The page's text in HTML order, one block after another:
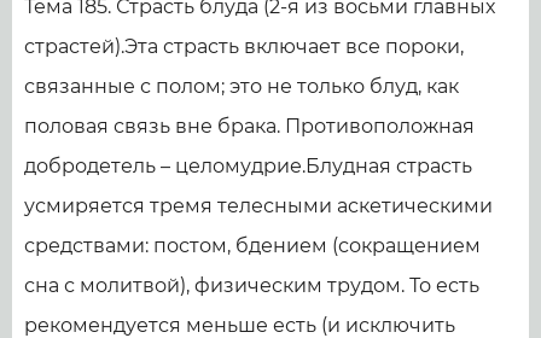
Тема 185. Страсть блуда (2-я из восьми главных
страстей).Эта страсть включает все пороки,
связанные с полом; это не только блуд, как
половая связь вне брака. Противоположная
добродетель – целомудрие.Блудная страсть
усмиряется тремя телесными аскетическими
средствами: постом, бдением (сокращением
сна с молитвой), физическим трудом. То есть
рекомендуется меньше есть (и исключить